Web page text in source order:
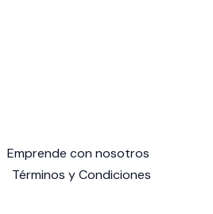
Emprende con nosotros
Términos y Condiciones